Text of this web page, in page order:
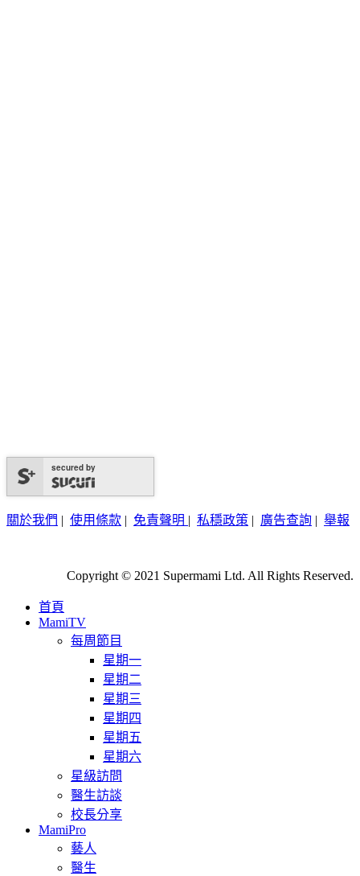
secured by
關於我們 | 使用條款 | 免責聲明 | 私穩政策 | 廣告查詢 | 舉報
Copyright © 2021 Supermami Ltd. All Rights Reserved.
首頁
MamiTV
每周節目
星期一
星期二
星期三
星期四
星期五
星期六
星級訪問
醫生訪談
校長分享
MamiPro
藝人
醫生